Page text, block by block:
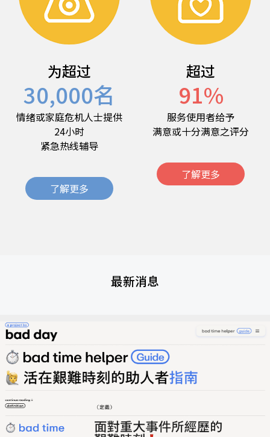
为超过
30,000名
情绪或家庭危机人士提供
24小时
紧急热线辅导
了解更多
超过
91%
服务使用者给予
满意或十分满意之评分
了解更多
最新消息